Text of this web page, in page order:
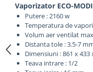
Vaporizator ECO-
Putere : 2160 w
Temperatura de
Volum aer ventilat
Distanta tole : 3.5-7
Dimensiuni : 861 x 433
Teava intrare : 1/2